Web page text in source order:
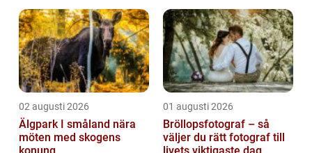
är ingen katastrof om du tvingas behö...
02 augusti 2026
Älgpark I småland nära
möten med skogens
01 augusti 2026
Bröllopsfotograf – så
väljer du rätt fotograf till